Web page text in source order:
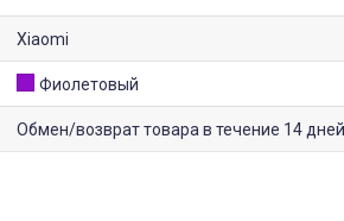
Xiaomi
Фиолетовый
Обмен/возврат товара в течение 14 дней.